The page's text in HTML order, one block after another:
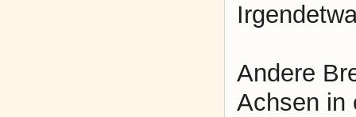
Andere
Achsen in